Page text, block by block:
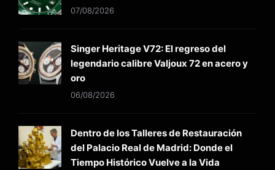
07/08/2026
Singer Heritage V72: El regreso del
legendario calibre Valjoux 72 en acero y
oro
06/08/2026
Dentro de los Talleres de Restauración
del Palacio Real de Madrid: Donde el
Tiempo Histórico Vuelve a la Vida